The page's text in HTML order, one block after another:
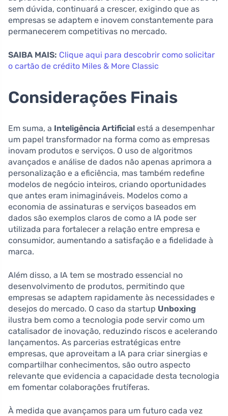
sem dúvida, continuará a crescer, exigindo que as
empresas se adaptem e inovem constantemente para
permanecerem competitivas no mercado.
SAIBA MAIS: Clique aqui para descobrir como solicitar
o cartão de crédito Miles & More Classic
Considerações Finais
Em suma, a Inteligência Artificial está a desempenhar
um papel transformador na forma como as empresas
inovam produtos e serviços. O uso de algoritmos
avançados e análise de dados não apenas aprimora a
personalização e a eficiência, mas também redefine
modelos de negócio inteiros, criando oportunidades
que antes eram inimagináveis. Modelos como a
economia de assinaturas e serviços baseados em
dados são exemplos claros de como a IA pode ser
utilizada para fortalecer a relação entre empresa e
consumidor, aumentando a satisfação e a fidelidade à
marca.
Além disso, a IA tem se mostrado essencial no
desenvolvimento de produtos, permitindo que
empresas se adaptem rapidamente às necessidades e
desejos do mercado. O caso da startup Unboxing
ilustra bem como a tecnologia pode servir como um
catalisador de inovação, reduzindo riscos e acelerando
lançamentos. As parcerias estratégicas entre
empresas, que aproveitam a IA para criar sinergias e
compartilhar conhecimentos, são outro aspecto
relevante que evidencia a capacidade desta tecnologia
em fomentar colaborações frutíferas.
À medida que avançamos para um futuro cada vez